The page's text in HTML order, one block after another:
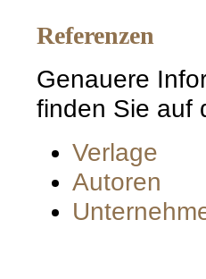
Referenzen
Genauere
finden Sie auf
Verlage
Autoren